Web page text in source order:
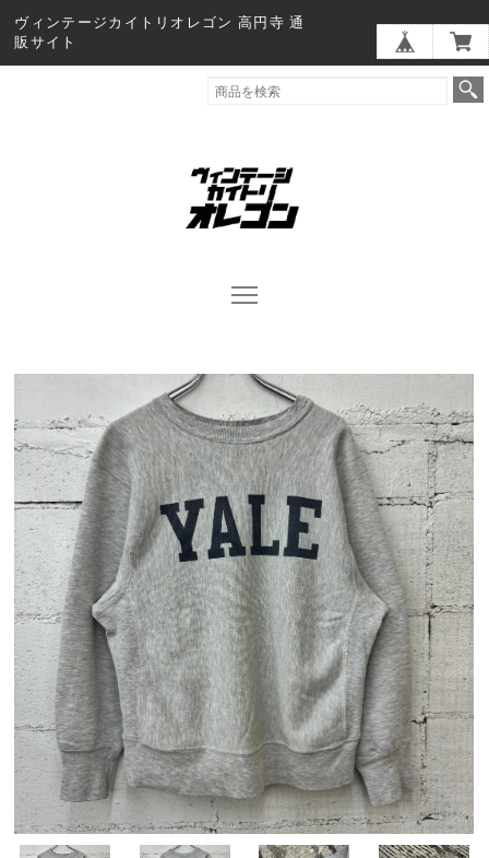
ヴィンテージカイトリオレゴン 高円寺 通
販サイト